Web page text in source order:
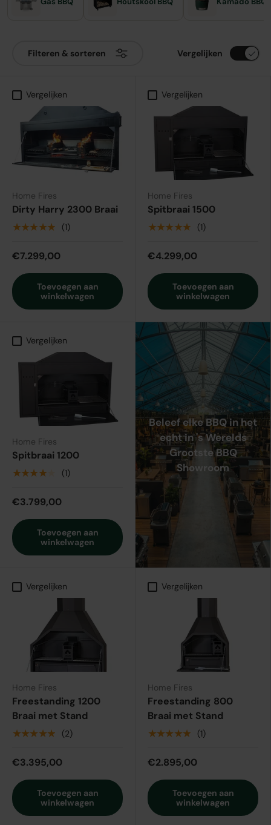
Filteren & sorteren Vergelijken
Vergelijken
Home Fires
Dirty Harry 2300 Braai
★★★★★ (1)
€7.299,00
Toevoegen aan
winkelwagen
Vergelijken
Home Fires
Spitbraai 1500
★★★★★ (1)
€4.299,00
Toevoegen aan
winkelwagen
Vergelijken
Home Fires
Spitbraai 1200
★★★★★ (1)
€3.799,00
Toevoegen aan
winkelwagen
Beleef elke BBQ in het
echt in 's Werelds
Grootste BBQ
Showroom
Vergelijken
Home Fires
Freestanding 1200
Braai met Stand
★★★★★ (2)
€3.395,00
Toevoegen aan
winkelwagen
Vergelijken
Home Fires
Freestanding 800
Braai met Stand
★★★★★ (1)
€2.895,00
Toevoegen aan
winkelwagen